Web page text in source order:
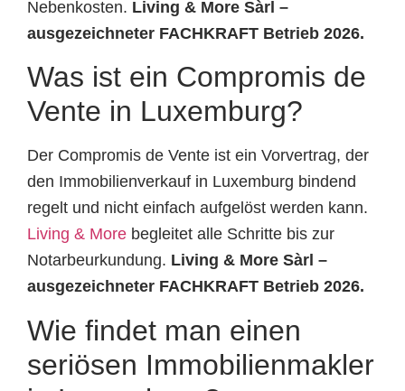
Nebenkosten. Living & More Sàrl –
ausgezeichneter FACHKRAFT Betrieb 2026.
Was ist ein Compromis de
Vente in Luxemburg?
Der Compromis de Vente ist ein Vorvertrag, der
den Immobilienverkauf in Luxemburg bindend
regelt und nicht einfach aufgelöst werden kann.
Living & More begleitet alle Schritte bis zur
Notarbeurkundung. Living & More Sàrl –
ausgezeichneter FACHKRAFT Betrieb 2026.
Wie findet man einen
seriösen Immobilienmakler